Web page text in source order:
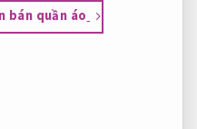
bán quần áo